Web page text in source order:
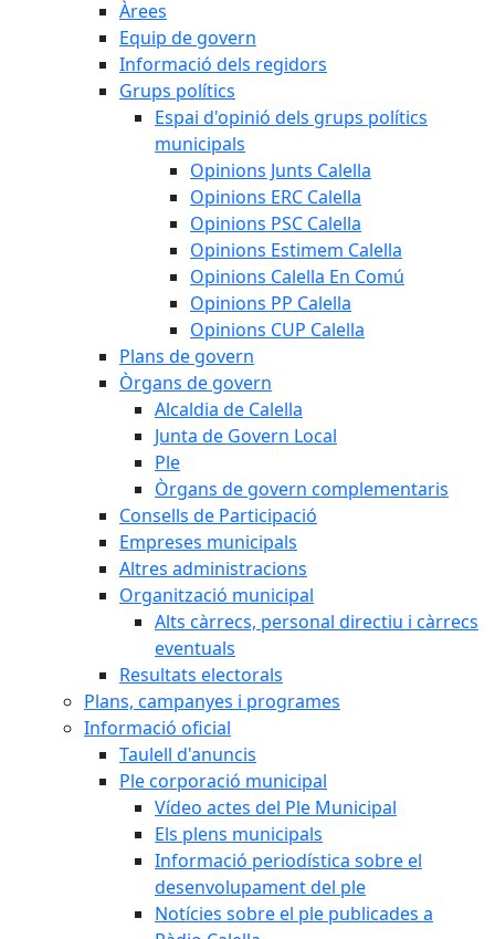
Àrees
Equip de govern
Informació dels regidors
Grups polítics
Espai d'opinió dels grups polítics
municipals
Opinions Junts Calella
Opinions ERC Calella
Opinions PSC Calella
Opinions Estimem Calella
Opinions Calella En Comú
Opinions PP Calella
Opinions CUP Calella
Plans de govern
Òrgans de govern
Alcaldia de Calella
Junta de Govern Local
Ple
Òrgans de govern complementaris
Consells de Participació
Empreses municipals
Altres administracions
Organització municipal
Alts càrrecs, personal directiu i càrrecs
eventuals
Resultats electorals
Plans, campanyes i programes
Informació oficial
Taulell d'anuncis
Ple corporació municipal
Vídeo actes del Ple Municipal
Els plens municipals
Informació periodística sobre el
desenvolupament del ple
Notícies sobre el ple publicades a